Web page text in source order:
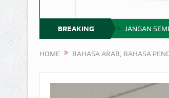
BREAKING
NEWS
JANGAN
BAGAIMANA
HOME BAHASA ARAB, BAHASA